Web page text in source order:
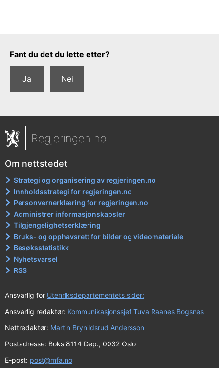
Tilbakemeldingsskjema
Fant du det du lette etter?
Ja Nei
Regjeringen.no
Om nettstedet
Strategi og organisering av regjeringen.no
Innholdsstrategi for regjeringen.no
Personvernerklæring for regjeringen.no
Administrer informasjonskapsler
Tilgjengelighetserklæring
Bruks- og opphavsrett for bilder og videomateriale
Besøksstatistikk
Nyhetsvarsel
RSS
Ansvarlig for Utenriksdepartementets sider:
Ansvarlig redaktør: Kommunikasjonssjef Tuva Raanes Bogsnes
Nettredaktør: Martin Brynildsrud Andersson
Postadresse: Boks 8114 Dep., 0032 Oslo
E-post: post@mfa.no